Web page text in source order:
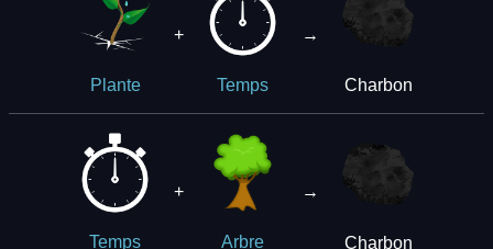
Plante
+
Temps
→
Charbon
Temps
+
Arbre
→
Charbon